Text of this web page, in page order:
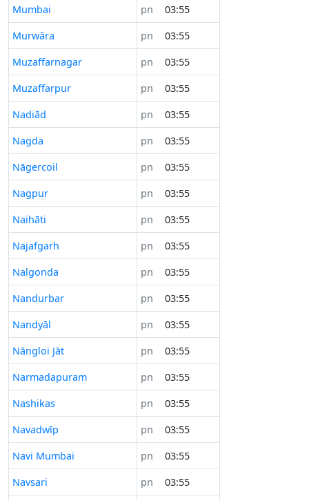
Mumbai pn
03:55
Murwāra
pn
03:55
Muzaffarnagar
pn
03:55
Muzaffarpur
pn
03:55
Nadiād
pn
03:55
Nagda
pn
03:55
Nāgercoil
pn
03:55
Nagpur
pn
03:55
Naihāti
pn
03:55
Najafgarh
pn
03:55
Nalgonda
pn
03:55
Nandurbar
pn
03:55
Nandyāl
pn
03:55
Nāngloi Jāt
pn
03:55
Narmadapuram
pn
03:55
Nashikas
pn
03:55
Navadwīp
pn
03:55
Navi Mumbai
pn
03:55
Navsari
pn
03:55